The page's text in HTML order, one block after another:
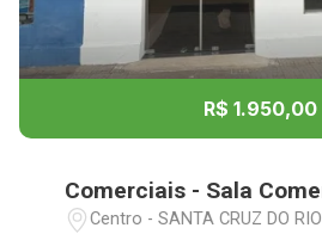
R$ 1.950,00
Comerciais - Sala
Centro - SANTA CRUZ DO